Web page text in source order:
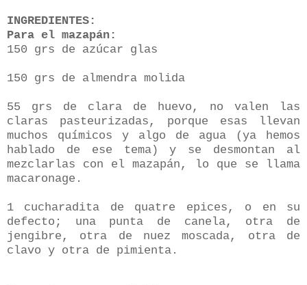
INGREDIENTES:
Para el mazapán:
150 grs de azúcar glas
150 grs de almendra molida
55 grs de clara de huevo, no valen las
claras pasteurizadas, porque esas llevan
muchos químicos y algo de agua (ya hemos
hablado de ese tema) y se desmontan al
mezclarlas con el mazapán, lo que se llama
macaronage.
1 cucharadita de quatre epices, o en su
defecto; una punta de canela, otra de
jengibre, otra de nuez moscada, otra de
clavo y otra de pimienta.